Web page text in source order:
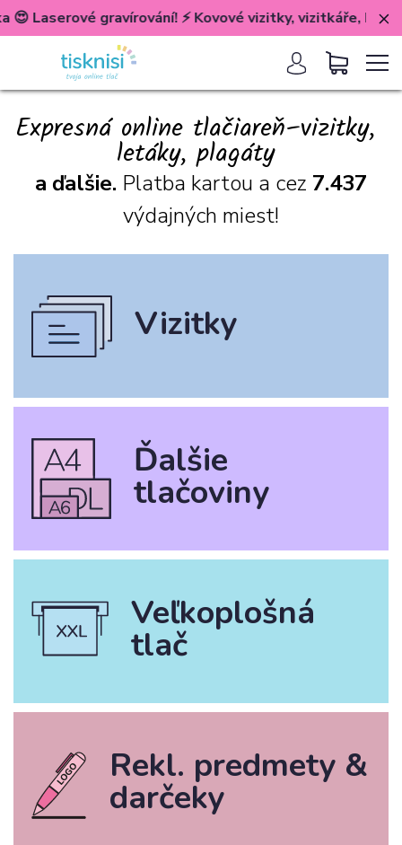
gravírování! ⚡️ Kovové vizitky, vizitkáře, klíčenky,
Vizitky
Ďalšie tlačoviny
Veľkoplošná tlač
Rekl. predmety &
darčeky
Textil s potlačou
Obaly
Grafika
O nákupe
Expresná online tlačiareň–vizitky,
letáky, plagáty
a ďalšie. Platba kartou a cez 7.437
výdajných miest!
Vizitky
Ďalšie
tlačoviny
Veľkoplošná
tlač
Rekl. predmety &
darčeky